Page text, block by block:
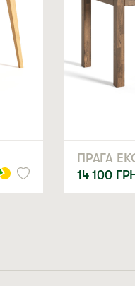
модерного або
в нього, розкажіть
допоможе створити
ПРАГА
14 100